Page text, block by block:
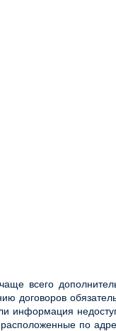
всего
информация
по